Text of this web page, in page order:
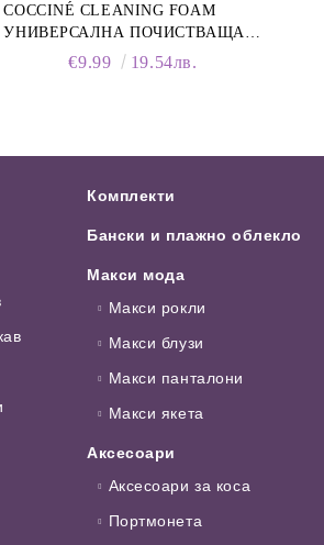
COCCINÉ CLEANING FOAM
УНИВЕРСАЛНА ПОЧИСТВАЩА
ПЯНА ЗА ОБУВКИ, 150 МЛ
€9.99 19.54лв.
Комплекти
Бански и плажно облекло
Макси мода
Макси рокли
Макси блузи
Макси панталони
Макси якета
Аксесоари
Аксесоари за коса
Портмонета